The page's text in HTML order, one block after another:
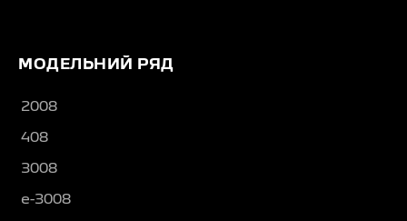
МОДЕЛЬНИЙ РЯД
2008
408
3008
e-3008